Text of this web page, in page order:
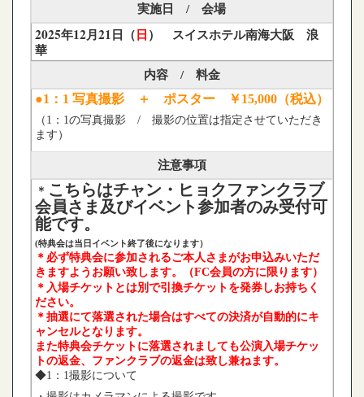
実施日 / 会場
2025年12月21日（日） スイスホテル南海大阪 浪
華
内容 / 料金
●1：1 写真撮影 ＋ ポスター ￥15,000（税込）
（1：1の写真撮影 / 撮影の位置は指定させていただき
ます）
注意事項
＊ こちらはチャン・ヒョクファンクラブ
会員さま及びイベント参加者のみ受付可
能です。
(特典会は当日イベント終了後になります）
＊必ず特典会に参加されるご本人さまがお申込みいただ
きますようお願い致します。（FC会員の方に限ります）
＊入場チケットとは別で引換チケットを発券しお持ちく
ださい。
＊抽選にて落選された場合はすべての決済が自動的にキ
ャンセルとなります。
また特典会チケットに落選されましても公演入場チケッ
トの返金、ファンクラブの返金は致し兼ねます。
◆1：1撮影について